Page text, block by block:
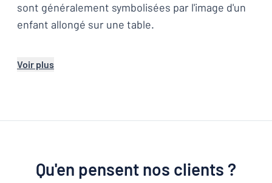
sont généralement symbolisées par l'image d'un
enfant allongé sur une table.
Voir plus
Qu'en pensent nos clients ?